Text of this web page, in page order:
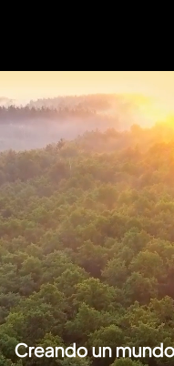
Creando un